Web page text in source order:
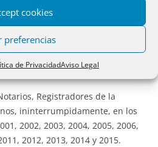
cookies
preferencias
de PrivacidadAviso Legal
de las orientaciones
del Tribunal Supremo.
actuaciones docentes en
Holguín y Varadero.
Registradores de la
ininterrumpidamente, en los
2002, 2003, 2004, 2005, 2006,
2012, 2013, 2014 y 2015.